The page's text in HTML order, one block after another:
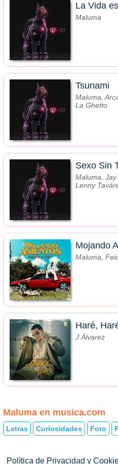
La Vida
Maluma
Tsunami
Maluma,
La Ghetto
Sexo Sin
Maluma, Jay
Lenny
Mojando
Maluma,
Haré,
J Álvarez
Maluma en musica.com
Letras Curiosidades Foro
Política de Privacidad y